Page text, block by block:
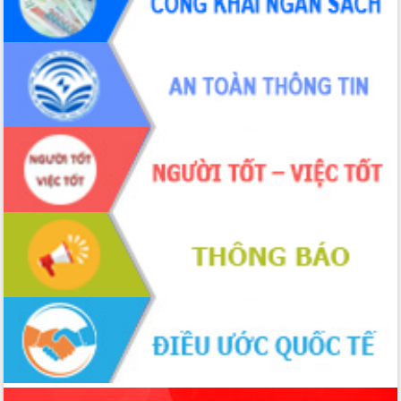
phá cơ chế - Hợp tác công tư
Đề án 06 tạo bước ngoặt đột phá trong
cải cách hành chính tỉnh Đắk Lắk
Kết nối tour, đẩy mạnh chuyển đổi số
để phát triển du lịch Đắk Lắk
Khởi động Dự án Đầu tư xây dựng hạ
tầng kỹ thuật Cụm công nghiệp Tân
Tiến
Gặp mặt các cơ quan báo chí nhân Kỷ
niệm 101 năm Ngày Báo chí Cách
mạng Việt Nam
Đắk Lắk sơ kết 4 năm triển khai thực
hiện Đề án 06 của Chính phủ
Họp báo thông tin về Hội nghị Công bố
Quy hoạch và Xúc tiến đầu tư tỉnh Đắk
Khơi thông điểm nghẽn, đẩy nhanh
giải ngân vốn khắc phục thiên tai
HĐND tỉnh thông qua điều chỉnh Quy
hoạch tỉnh thời kỳ 2021-2030